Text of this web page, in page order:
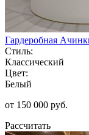
Гардеробная
Стиль:
Классический
Цвет:
Белый
от 150 000 руб.
Рассчитать